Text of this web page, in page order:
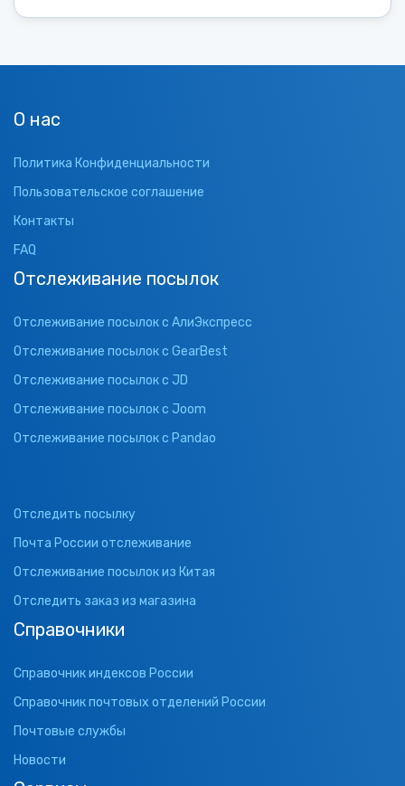
О нас
Политика Конфиденциальности
Пользовательское соглашение
Контакты
FAQ
Отслеживание посылок
Отслеживание посылок с АлиЭкспресс
Отслеживание посылок с GearBest
Отслеживание посылок с JD
Отслеживание посылок с Joom
Отслеживание посылок с Pandao
Отследить посылку
Почта России отслеживание
Отслеживание посылок из Китая
Отследить заказ из магазина
Справочники
Справочник индексов России
Справочник почтовых отделений России
Почтовые службы
Новости